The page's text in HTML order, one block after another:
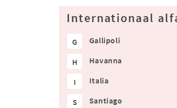
Internationaal
G Gallipoli
H Havanna
I Italia
S Santiago